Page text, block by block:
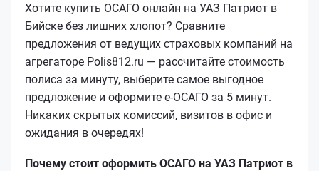
Хотите купить ОСАГО онлайн на УАЗ Патриот в
Бийске без лишних хлопот? Сравните
предложения от ведущих страховых компаний на
агрегаторе Polis812.ru — рассчитайте стоимость
полиса за минуту, выберите самое выгодное
предложение и оформите е‑ОСАГО за 5 минут.
Никаких скрытых комиссий, визитов в офис и
ожидания в очередях!
Почему стоит оформить ОСАГО на УАЗ Патриот в